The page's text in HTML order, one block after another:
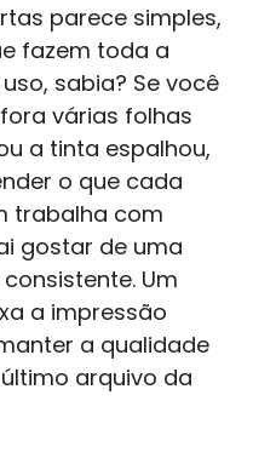
parece simples,
fazem toda a
sabia? Se você
várias folhas
a tinta espalhou,
o que cada
trabalha com
gostar de uma
Um
a impressão
a qualidade
arquivo da